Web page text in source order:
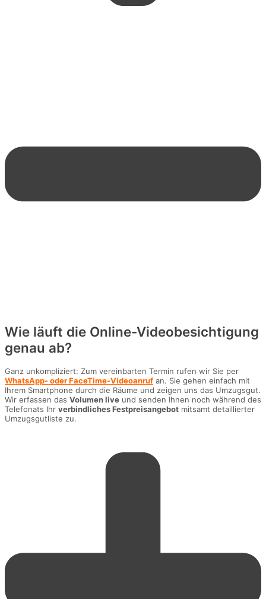
Wie läuft die Online-Videobesichtigung
genau ab?
Ganz unkompliziert: Zum vereinbarten Termin rufen wir Sie per
WhatsApp- oder FaceTime-Videoanruf an. Sie gehen einfach mit
Ihrem Smartphone durch die Räume und zeigen uns das Umzugsgut.
Wir erfassen das Volumen live und senden Ihnen noch während des
Telefonats Ihr verbindliches Festpreisangebot mitsamt detaillierter
Umzugsgutliste zu.